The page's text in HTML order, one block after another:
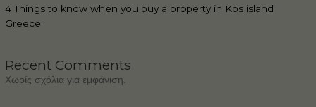
4 Things to know when you buy a property in Kos island
Greece
Recent Comments
Χωρίς σχόλια για εμφάνιση.